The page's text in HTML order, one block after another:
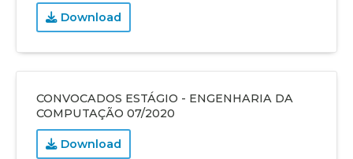
Download
CONVOCADOS ESTÁGIO - ENGENHARIA DA
COMPUTAÇÃO 07/2020
Download